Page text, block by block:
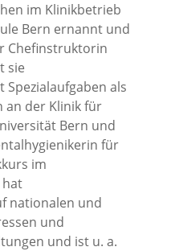
im Klinikbetrieb
Bern ernannt und
Chefinstruktorin
sie
als
an der Klinik für
Bern und
für
im
hat
nationalen und
und
und ist u. a.